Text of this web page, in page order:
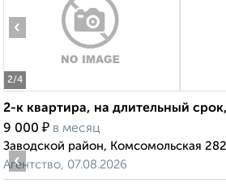
2/4
‹
2-к квартира, на длительный
9 000 ₽ в месяц
Заводской район, Комсомольская 282
Агентство, 07.08.2026
‹